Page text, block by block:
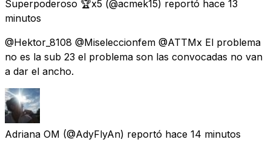
Superpoderoso 🏆x5 (@acmek15) reportó hace 13
minutos
@Hektor_8108 @Miseleccionfem @ATTMx El problema
no es la sub 23 el problema son las convocadas no van
a dar el ancho.
Adriana OM (@AdyFlyAn) reportó hace 14 minutos